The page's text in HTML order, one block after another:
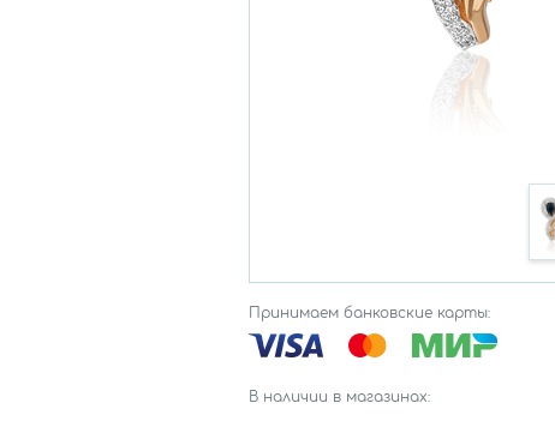
Принимаем банковские карты:
В наличии в магазинах: